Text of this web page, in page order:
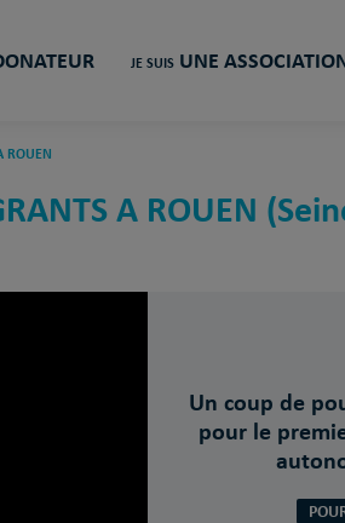
JE SUIS UNE
ROUEN
A ROUEN
Un coup de
pour le